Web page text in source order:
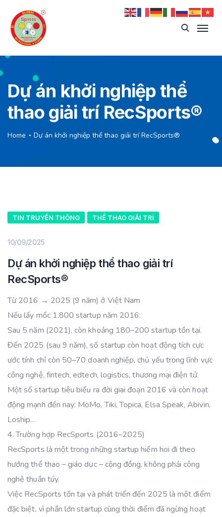
Dự án khởi nghiệp thể
thao giải trí RecSports®️
Home Dự án khởi nghiệp thể thao giải trí RecSports®️
TIN TRUYỀN THÔNG THỂ THAO GIẢI TRÍ
10/09/2025
Dự án khởi nghiệp thể thao giải trí
RecSports®️
Từ 2016 → 2025 (9 năm) ở Việt Nam
Nếu lấy mốc 1.800 startup năm 2016:
Sau 5 năm (2021), còn khoảng 180–200 startup tồn tại.
Đến 2025 (sau 9 năm), số startup còn hoạt động tích cực
ước tính chỉ còn 50–70 doanh nghiệp, chủ yếu trong lĩnh vực
công nghệ, fintech, edtech, logistics, thương mại điện tử.
Một số startup tiêu biểu ra đời giai đoạn 2016 và còn hoạt
động mạnh đến nay: MoMo, Tiki, Topica, Elsa Speak, Abivin,
Loship…
4. Trường hợp RecSports (2016–2025)
RecSports là một trong những startup hiếm hoi đi theo
hướng thể thao – giáo dục – cộng đồng, không phải công
nghệ thuần túy.
Việc RecSports tồn tại và phát triển đến 2025 là một điểm
đặc biệt, vì phần lớn startup cùng thời điểm đã ngừng hoạt